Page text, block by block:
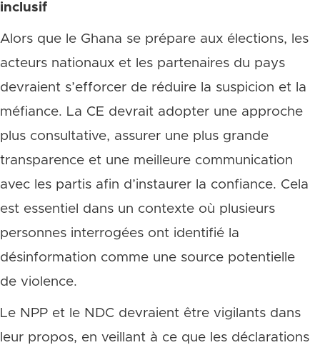
inclusif
Alors que le Ghana se prépare aux élections, les
acteurs nationaux et les partenaires du pays
devraient s’efforcer de réduire la suspicion et la
méfiance. La CE devrait adopter une approche
plus consultative, assurer une plus grande
transparence et une meilleure communication
avec les partis afin d’instaurer la confiance. Cela
est essentiel dans un contexte où plusieurs
personnes interrogées ont identifié la
désinformation comme une source potentielle
de violence.
Le NPP et le NDC devraient être vigilants dans
leur propos, en veillant à ce que les déclarations